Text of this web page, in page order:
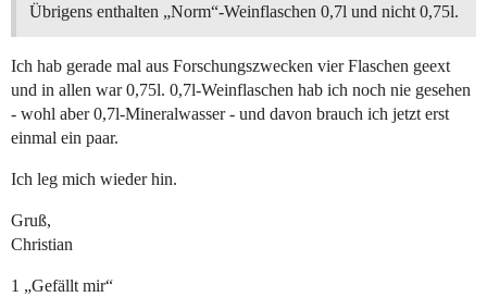
Übrigens enthalten „Norm“-Weinflaschen 0,7l und nicht 0,75l.
Ich hab gerade mal aus Forschungszwecken vier Flaschen geext
und in allen war 0,75l. 0,7l-Weinflaschen hab ich noch nie gesehen
- wohl aber 0,7l-Mineralwasser - und davon brauch ich jetzt erst
einmal ein paar.
Ich leg mich wieder hin.
Gruß,
Christian
1 „Gefällt mir“